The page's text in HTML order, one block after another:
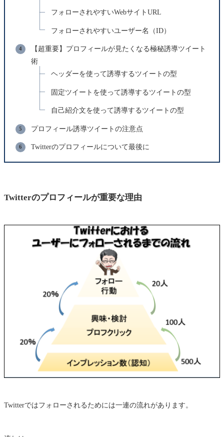
フォローされやすいWebサイトURL
フォローされやすいユーザー名（ID）
【超重要】プロフィールが見たくなる極秘誘導ツイート
術
ヘッダーを使って誘導するツイートの型
固定ツイートを使って誘導するツイートの型
自己紹介文を使って誘導するツイートの型
プロフィール誘導ツイートの注意点
Twitterのプロフィールについて最後に
Twitterのプロフィールが重要な理由
Twitterではフォローされるためには一連の流れがあります。